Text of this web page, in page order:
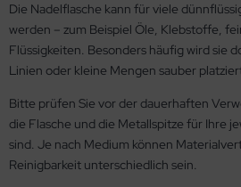
Die Nadelflasche kann für viele
werden – zum Beispiel Öle, Klebstoffe,
Flüssigkeiten. Besonders häufig wird sie
Linien oder kleine Mengen sauber
Bitte prüfen Sie vor der dauerhaften
die Flasche und die Metallspitze für Ihre
sind. Je nach Medium können
Reinigbarkeit unterschiedlich sein.